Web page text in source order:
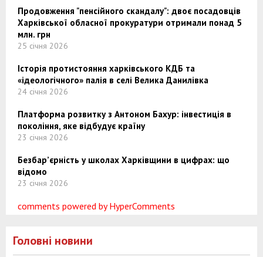
Продовження "пенсійного скандалу": двоє посадовців
Харківської обласної прокуратури отримали понад 5
млн. грн
25 січня 2026
Історія протистояння харківського КДБ та
«ідеологічного» палія в селі Велика Данилівка
24 січня 2026
Платформа розвитку з Антоном Бахур: інвестиція в
покоління, яке відбудує країну
23 січня 2026
Безбар’єрність у школах Харківщини в цифрах: що
відомо
23 січня 2026
comments powered by HyperComments
Головні новини